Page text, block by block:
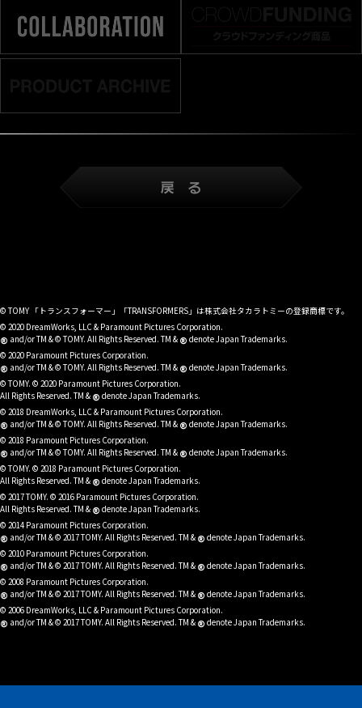
© TOMY 「トランスフォーマー」「TRANSFORMERS」は株式会社タカラトミーの登録商標です。
© 2020 DreamWorks, LLC & Paramount Pictures Corporation.
® and/or TM & © TOMY. All Rights Reserved. TM & ® denote Japan Trademarks.
© 2020 Paramount Pictures Corporation.
® and/or TM & © TOMY. All Rights Reserved. TM & ® denote Japan Trademarks.
© TOMY. © 2020 Paramount Pictures Corporation.
All Rights Reserved. TM & ® denote Japan Trademarks.
© 2018 DreamWorks, LLC & Paramount Pictures Corporation.
® and/or TM & © TOMY. All Rights Reserved. TM & ® denote Japan Trademarks.
© 2018 Paramount Pictures Corporation.
® and/or TM & © TOMY. All Rights Reserved. TM & ® denote Japan Trademarks.
© TOMY. © 2018 Paramount Pictures Corporation.
All Rights Reserved. TM & ® denote Japan Trademarks.
© 2017 TOMY. © 2016 Paramount Pictures Corporation.
All Rights Reserved. TM & ® denote Japan Trademarks.
© 2014 Paramount Pictures Corporation.
® and/or TM & © 2017 TOMY. All Rights Reserved. TM & ® denote Japan Trademarks.
© 2010 Paramount Pictures Corporation.
® and/or TM & © 2017 TOMY. All Rights Reserved. TM & ® denote Japan Trademarks.
© 2008 Paramount Pictures Corporation.
® and/or TM & © 2017 TOMY. All Rights Reserved. TM & ® denote Japan Trademarks.
© 2006 DreamWorks, LLC & Paramount Pictures Corporation.
® and/or TM & © 2017 TOMY. All Rights Reserved. TM & ® denote Japan Trademarks.